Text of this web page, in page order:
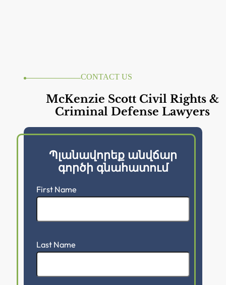
CONTACT US
McKenzie Scott Civil Rights &
Criminal Defense Lawyers
Պլանավորեք անվճար
գործի գնահատում
First Name
Last Name